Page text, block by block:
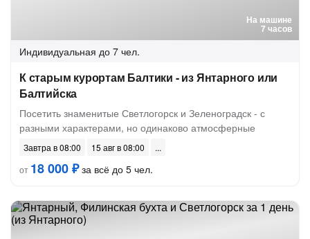
На машине
7 часов
Индивидуальная до 7 чел.
К старым курортам Балтики - из Янтарного или
Балтийска
Посетить знаменитые Светлогорск и Зеленоградск - с
разными характерами, но одинаково атмосферные
Завтра в 08:00
15 авг в 08:00
от 18 000 ₽за всё до 5 чел.